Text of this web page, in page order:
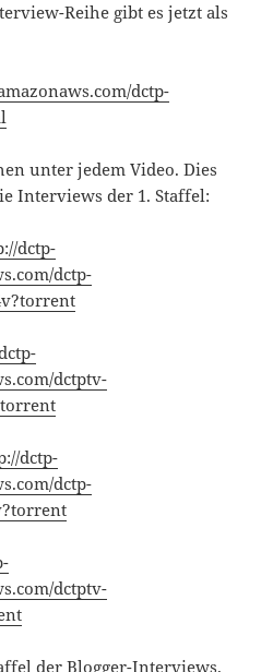
Reihe gibt es jetzt als
dctp-
unter jedem Video. Dies
Interviews der 1. Staffel:
dctp-
dctp-
dctptv-
dctp-
dctp-
dctptv-
der Blogger-Interviews.